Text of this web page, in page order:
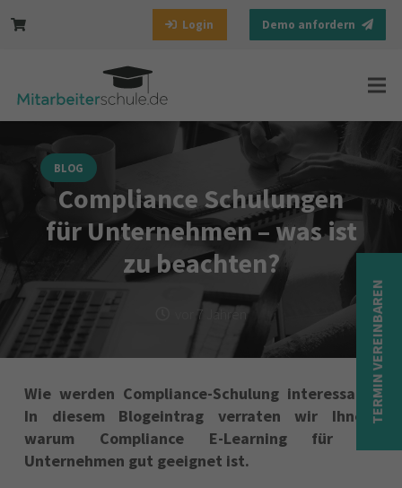
TERMIN VEREINBAREN
Login Demo anfordern
BLOG
Compliance Schulungen
für Unternehmen – was ist
zu beachten?
vor 7 Jahren
Wie werden Compliance-Schulung interessant?
In diesem Blogeintrag verraten wir Ihnen,
warum Compliance E-Learning für Ihr
Unternehmen gut geeignet ist.